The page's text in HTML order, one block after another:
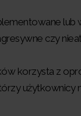
lub
czy
korzysta z
użytkownicy